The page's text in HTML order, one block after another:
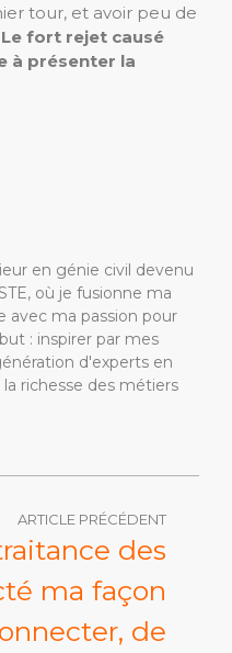
tour, et avoir peu de
Le fort rejet causé
à présenter la
en génie civil devenu
où je fusionne ma
avec ma passion pour
: inspirer par mes
d'experts en
richesse des métiers
ARTICLE PRÉCÉDENT
des
ma façon
de